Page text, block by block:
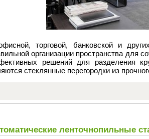
торговой, банковской и
организации пространства для
решений для разделения
стеклянные перегородки из
ленточнопильные